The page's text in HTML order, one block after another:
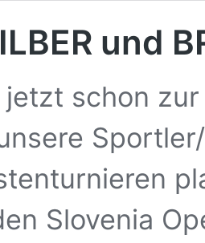
und
jetzt schon
Slovenia